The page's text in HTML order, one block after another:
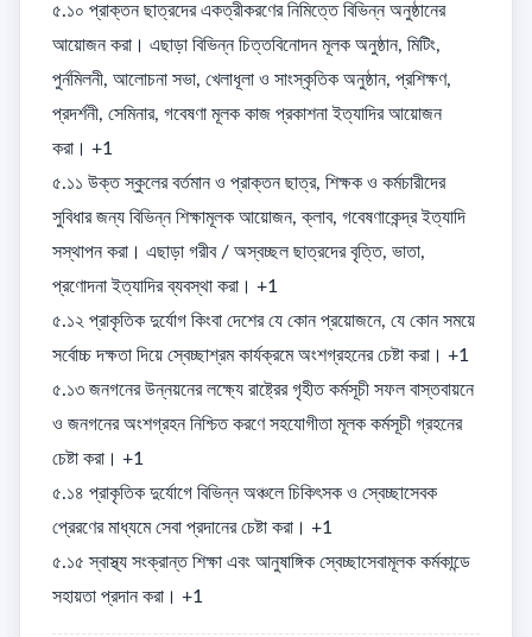
৫.১০ প্রাক্তন ছাত্রদের একত্রীকরণের নিমিত্তে বিভিন্ন অনুষ্ঠানের
আয়োজন করা। এছাড়া বিভিন্ন চিত্তবিনোদন মূলক অনুষ্ঠান, মিটিং,
পুর্নমিলনী, আলোচনা সভা, খেলাধূলা ও সাংস্কৃতিক অনুষ্ঠান, প্রশিক্ষণ,
প্রদর্শনী, সেমিনার, গবেষণা মূলক কাজ প্রকাশনা ইত্যাদির আয়োজন
করা। +1
৫.১১ উক্ত স্কুলের বর্তমান ও প্রাক্তন ছাত্র, শিক্ষক ও কর্মচারীদের
সুবিধার জন্য বিভিন্ন শিক্ষামূলক আয়োজন, ক্লাব, গবেষণাকেন্দ্র ইত্যাদি
সস্থাপন করা। এছাড়া গরীব / অস্বচ্ছল ছাত্রদের বৃত্তি, ভাতা,
প্রণোদনা ইত্যাদির ব্যবস্থা করা। +1
৫.১২ প্রাকৃতিক দুর্যোগ কিংবা দেশের যে কোন প্রয়োজনে, যে কোন সময়ে
সর্বোচ্চ দক্ষতা দিয়ে স্বেচ্ছাশ্রম কার্যক্রমে অংশগ্রহনের চেষ্টা করা। +1
৫.১৩ জনগনের উন্নয়নের লক্ষ্যে রাষ্ট্রের গৃহীত কর্মসূচী সফল বাস্তবায়নে
ও জনগনের অংশগ্রহন নিশ্চিত করণে সহযোগীতা মূলক কর্মসূচী গ্রহনের
চেষ্টা করা। +1
৫.১৪ প্রাকৃতিক দুর্যোগে বিভিন্ন অঞ্চলে চিকিৎসক ও স্বেচ্ছাসেবক
প্রেরণের মাধ্যমে সেবা প্রদানের চেষ্টা করা। +1
৫.১৫ স্বাস্থ্য সংক্রান্ত শিক্ষা এবং আনুষাঙ্গিক স্বেচ্ছাসেবামূলক কর্মকান্ডে
সহায়তা প্রদান করা। +1